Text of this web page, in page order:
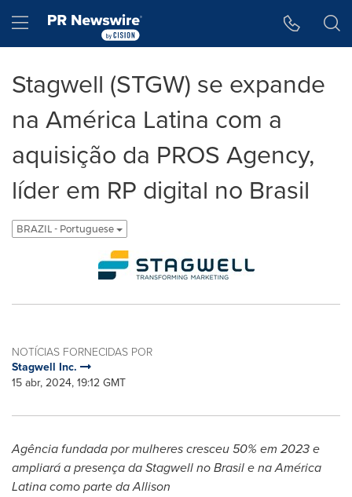
Hamburger menu
Stagwell (STGW) se expande
na América Latina com a
aquisição da PROS Agency,
líder em RP digital no Brasil
BRAZIL - Portuguese
NOTÍCIAS FORNECIDAS POR
Stagwell Inc.
15 abr, 2024, 19:12 GMT
Agência fundada por mulheres cresceu 50% em 2023 e
ampliará a presença da Stagwell no Brasil e na América
Latina como parte da Allison